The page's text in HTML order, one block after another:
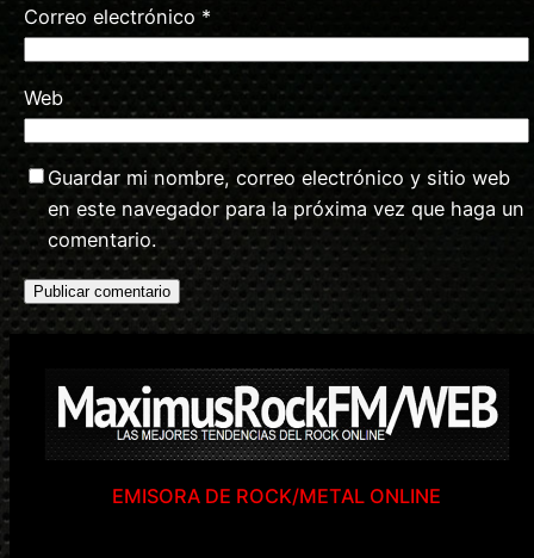
Correo electrónico *
Web
Guardar mi nombre, correo electrónico y sitio web
en este navegador para la próxima vez que haga un
comentario.
EMISORA DE ROCK/METAL ONLINE